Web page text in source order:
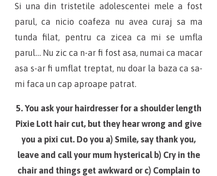
Si una din tristetile adolescentei mele a fost
parul, ca nicio coafeza nu avea curaj sa ma
tunda filat, pentru ca zicea ca mi se umfla
parul… Nu zic ca n-ar fi fost asa, numai ca macar
asa s-ar fi umflat treptat, nu doar la baza ca sa-
mi faca un cap aproape patrat.
5. You ask your hairdresser for a shoulder length
Pixie Lott hair cut, but they hear wrong and give
you a pixi cut. Do you a) Smile, say thank you,
leave and call your mum hysterical b) Cry in the
chair and things get awkward or c) Complain to